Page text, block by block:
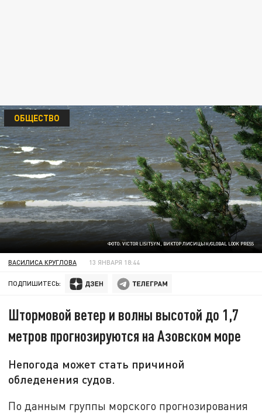
ФОТО: VICTOR LISITSYN, ВИКТОР ЛИСИЦЫН/GLOBAL LOOK PRESS
ОБЩЕСТВО
ВАСИЛИСА КРУГЛОВА 13 ЯНВАРЯ 18:44
ПОДПИШИТЕСЬ:
Штормовой ветер и волны высотой до 1,7
метров прогнозируются на Азовском море
Непогода может стать причиной
обледенения судов.
По данным группы морского прогнозирования